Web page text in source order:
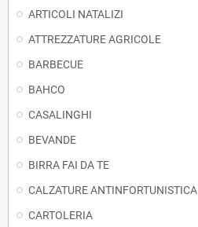
ARTICOLI NATALIZI
ATTREZZATURE AGRICOLE
BARBECUE
BAHCO
CASALINGHI
BEVANDE
BIRRA FAI DA TE
CALZATURE ANTINFORTUNISTICA
CARTOLERIA